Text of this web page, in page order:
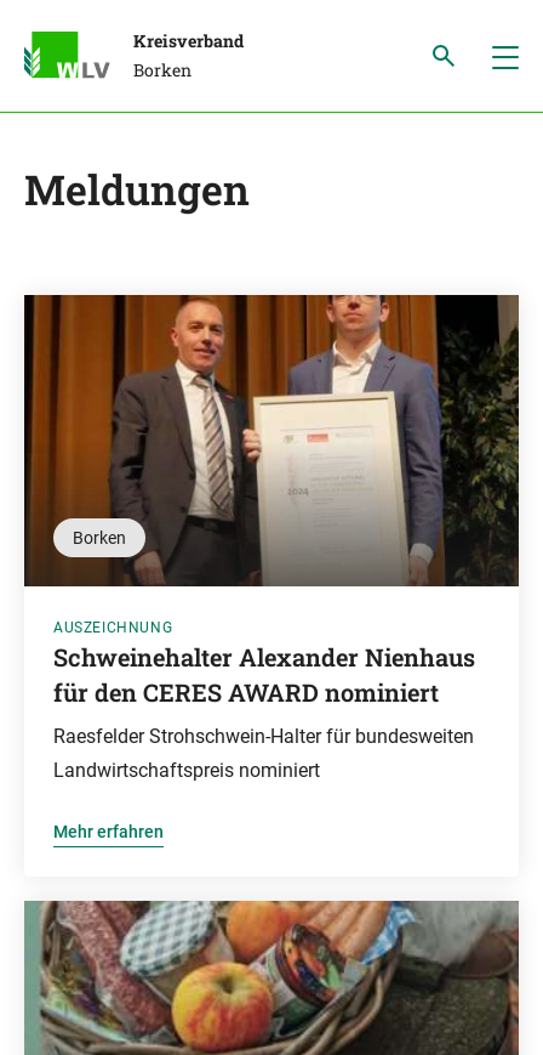
Kreisverband
Borken
Meldungen
Borken
AUSZEICHNUNG
Schweinehalter Alexander Nienhaus
für den CERES AWARD nominiert
Raesfelder Strohschwein-Halter für bundesweiten
Landwirtschaftspreis nominiert
Mehr erfahren